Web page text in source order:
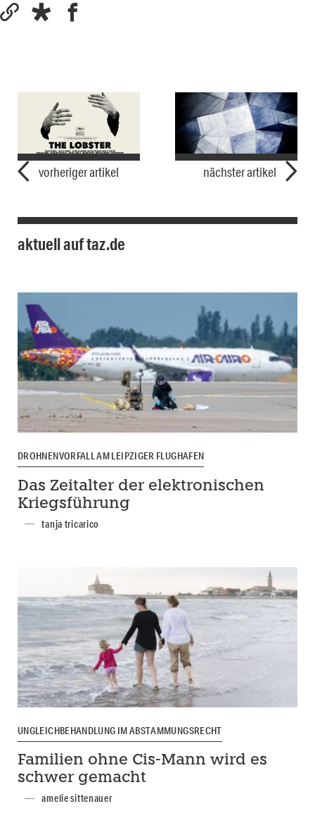
vorheriger artikel nächster artikel
aktuell auf taz.de
DROHNENVORFALL AM LEIPZIGER FLUGHAFEN
Das Zeitalter der elektronischen
Kriegsführung
tanja tricarico
UNGLEICHBEHANDLUNG IM ABSTAMMUNGSRECHT
Familien ohne Cis-Mann wird es
schwer gemacht
amelie sittenauer